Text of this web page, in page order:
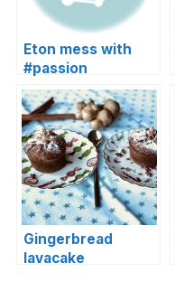
Eton mess with
#passion
Gingerbread
lavacake